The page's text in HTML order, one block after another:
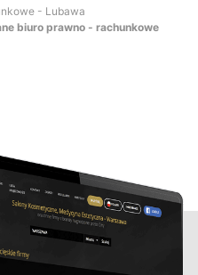
- Lubawa
biuro prawno - rachunkowe